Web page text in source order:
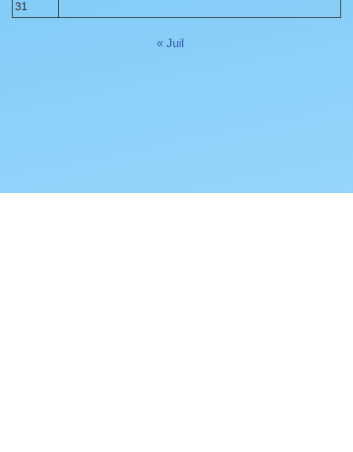
31
« Juil